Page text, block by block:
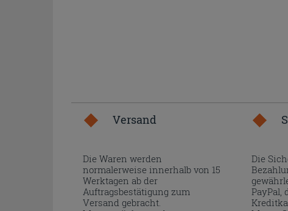
Versand
Die Waren werden
normalerweise innerhalb von 15
Werktagen ab der
Auftragsbestätigung zum
Versand gebracht.
Die
PayPal,